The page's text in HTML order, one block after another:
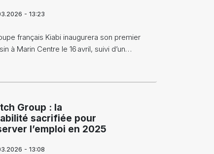
- 13:23
français Kiabi inaugurera son premier
à Marin Centre le 16 avril, suivi d’un…
Group : la
sacrifiée pour
l’emploi en 2025
- 13:08